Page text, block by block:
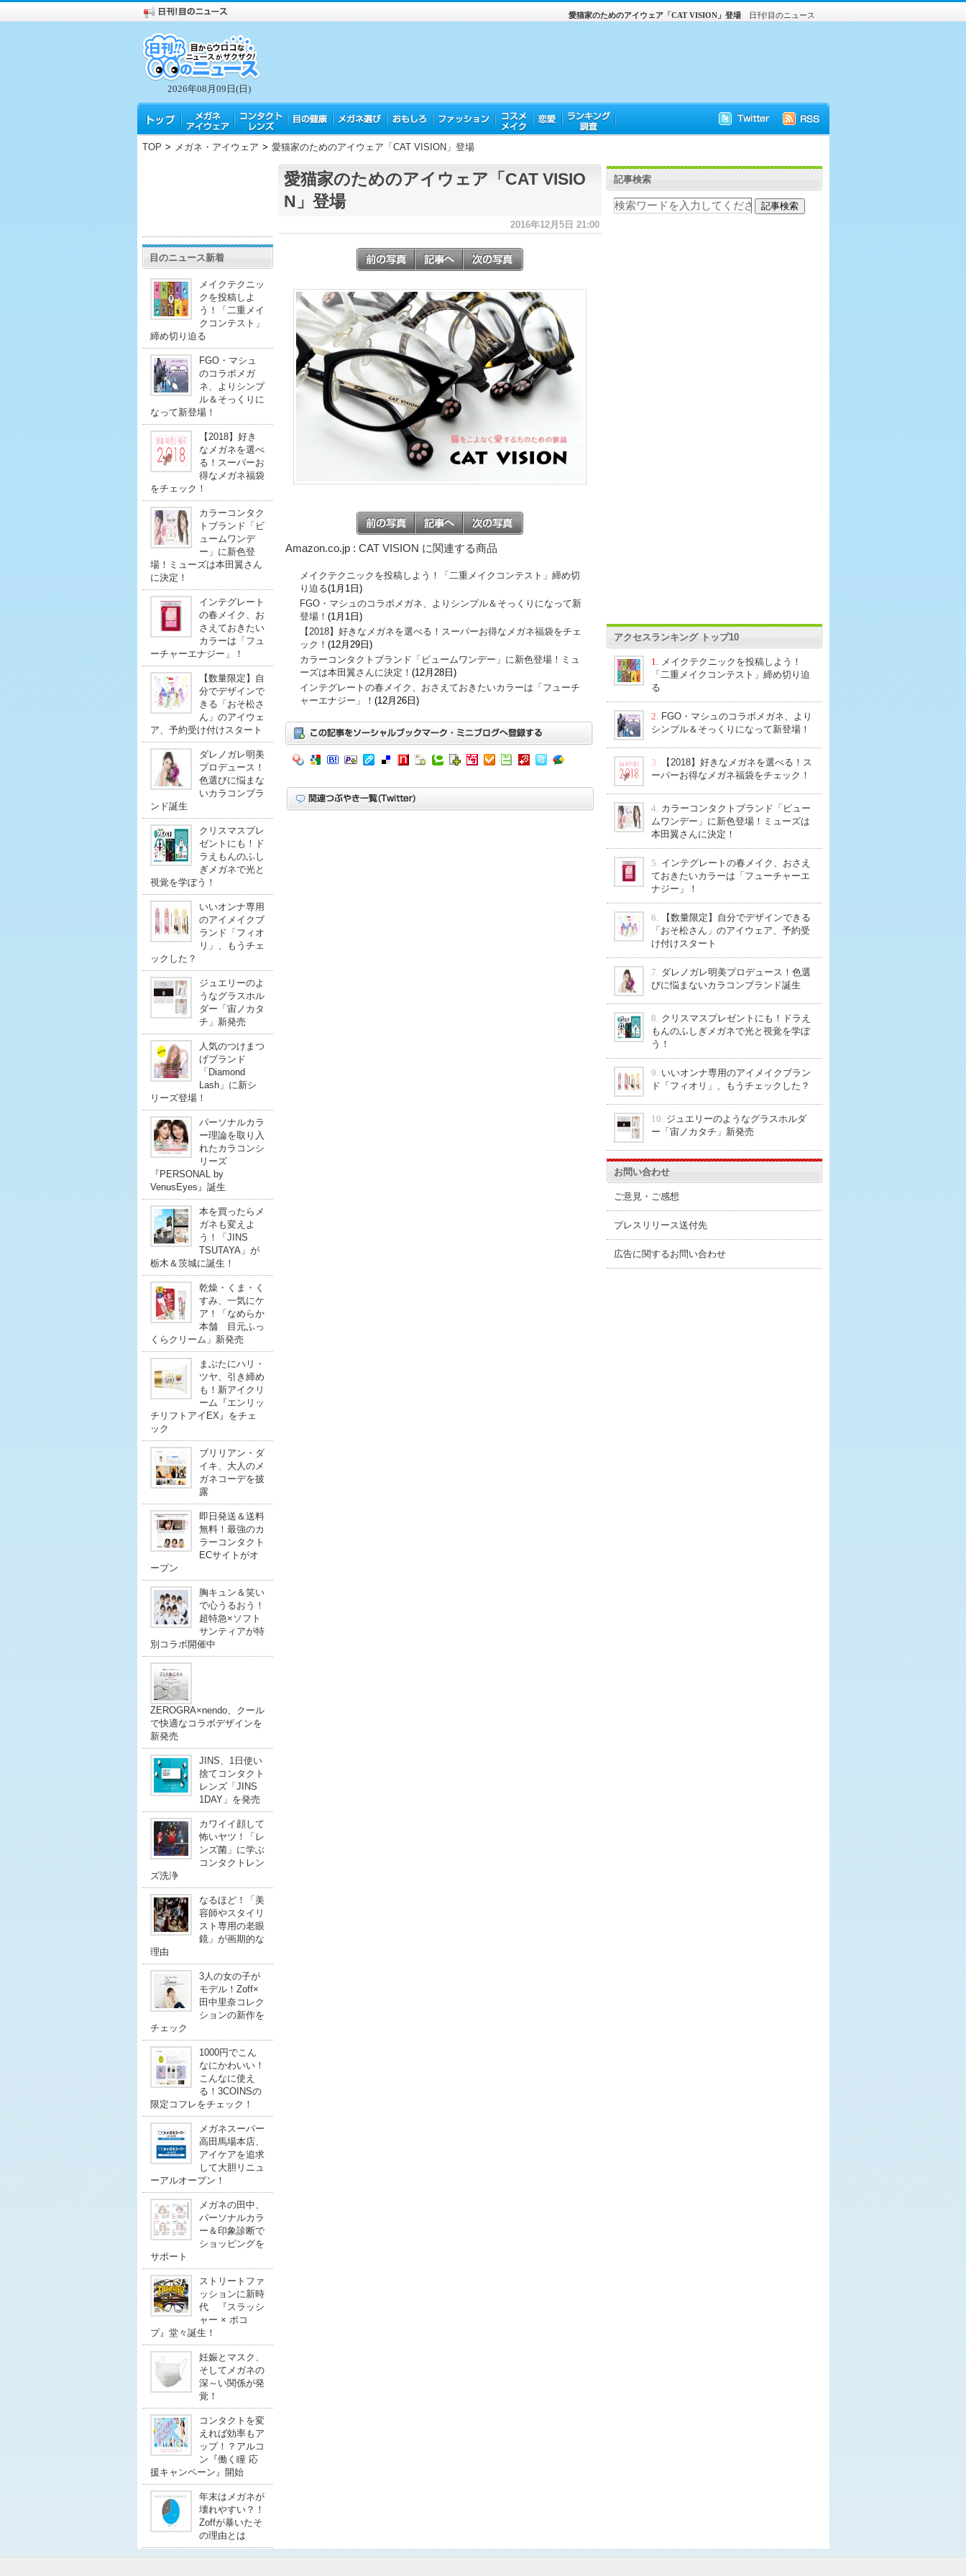
2026年08月09日(日)
日刊!目のニュース
愛猫家のためのアイウェア「CAT VISION」登場
TOP > メガネ・アイウェア > 愛猫家のためのアイウェア「CAT VISION」登場
目のニュース新着
メイクテクニッ
クを投稿しよ
う！「二重メイ
クコンテスト」
締め切り迫る
FGO・マシュ
のコラボメガ
ネ、よりシンプ
ル＆そっくりに
なって新登場！
【2018】好き
なメガネを選べ
る！スーパーお
得なメガネ福袋
をチェック！
カラーコンタク
トブランド「ビ
ュームワンデ
ー」に新色登
場！ミューズは本田翼さん
に決定！
インテグレート
の春メイク、お
さえておきたい
カラーは「フュ
ーチャーエナジー」！
【数量限定】自
分でデザインで
きる「おそ松さ
ん」のアイウェ
ア、予約受け付けスタート
ダレノガレ明美
プロデュース！
色選びに悩まな
いカラコンブラ
ンド誕生
クリスマスプレ
ゼントにも！ド
ラえもんのふし
ぎメガネで光と
視覚を学ぼう！
いいオンナ専用
のアイメイクブ
ランド「フィオ
リ」、もうチェ
ックした？
ジュエリーのよ
うなグラスホル
ダー「宙ノカタ
チ」新発売
人気のつけまつ
げブランド
「Diamond
Lash」に新シ
リーズ登場！
パーソナルカラ
ー理論を取り入
れたカラコンシ
リーズ
『PERSONAL by
VenusEyes』誕生
本を買ったらメ
ガネも変えよ
う！「JINS
TSUTAYA」が
栃木＆茨城に誕生！
乾燥・くま・く
すみ、一気にケ
ア！「なめらか
本舗 目元ふっ
くらクリーム」新発売
まぶたにハリ・
ツヤ、引き締め
も！新アイクリ
ーム『エンリッ
チリフトアイEX』をチェ
ック
ブリリアン・ダ
イキ、大人のメ
ガネコーデを披
露
即日発送＆送料
無料！最強のカ
ラーコンタクト
ECサイトがオ
ープン
胸キュン＆笑い
で心うるおう！
超特急×ソフト
サンティアが特
別コラボ開催中
ZEROGRA×nendo、クール
で快適なコラボデザインを
新発売
JINS、1日使い
捨てコンタクト
レンズ「JINS
1DAY」を発売
カワイイ顔して
怖いヤツ！「レ
ンズ菌」に学ぶ
コンタクトレン
ズ洗浄
なるほど！「美
容師やスタイリ
スト専用の老眼
鏡」が画期的な
理由
3人の女の子が
モデル！Zoff×
田中里奈コレク
ションの新作を
チェック
1000円でこん
なにかわいい！
こんなに使え
る！3COINSの
限定コフレをチェック！
メガネスーパー
高田馬場本店、
アイケアを追求
して大胆リニュ
ーアルオープン！
メガネの田中、
パーソナルカラ
ー＆印象診断で
ショッピングを
サポート
ストリートファ
ッションに新時
代 『スラッシ
ャー × ポコ
プ』堂々誕生！
妊娠とマスク、
そしてメガネの
深～い関係が発
覚！
コンタクトを変
えれば効率もア
ップ！？アルコ
ン『働く瞳 応
援キャンペーン』開始
年末はメガネが
壊れやすい？！
Zoffが暴いたそ
の理由とは
愛猫家のためのアイウェア「CAT VISIO
N」登場
2016年12月5日 21:00
Amazon.co.jp : CAT VISION に関連する商品
メイクテクニックを投稿しよう！「二重メイクコンテスト」締め切
り迫る(1月1日)
FGO・マシュのコラボメガネ、よりシンプル＆そっくりになって新
登場！ (1月1日)
【2018】好きなメガネを選べる！スーパーお得なメガネ福袋をチェ
ック！ (12月29日)
カラーコンタクトブランド「ビュームワンデー」に新色登場！ミュ
ーズは本田翼さんに決定！ (12月28日)
インテグレートの春メイク、おさえておきたいカラーは「フューチ
ャーエナジー」！ (12月26日)
記事検索
アクセスランキング トップ10
1.
メイクテクニックを投稿しよう！
「二重メイクコンテスト」締め切り迫
る
2. FGO・マシュのコラボメガネ、より
シンプル＆そっくりになって新登場！
3.
【2018】好きなメガネを選べる！ス
ーパーお得なメガネ福袋をチェック！
4. カラーコンタクトブランド「ビュー
ムワンデー」に新色登場！ミューズは
本田翼さんに決定！
5. インテグレートの春メイク、おさえ
ておきたいカラーは「フューチャーエ
ナジー」！
6.
【数量限定】自分でデザインできる
「おそ松さん」のアイウェア、予約受
け付けスタート
7. ダレノガレ明美プロデュース！色選
びに悩まないカラコンブランド誕生
8. クリスマスプレゼントにも！ドラえ
もんのふしぎメガネで光と視覚を学ぼ
う！
9. いいオンナ専用のアイメイクブラン
ド「フィオリ」、もうチェックした？
10. ジュエリーのようなグラスホルダ
ー「宙ノカタチ」新発売
お問い合わせ
ご意見・ご感想
プレスリリース送付先
広告に関するお問い合わせ